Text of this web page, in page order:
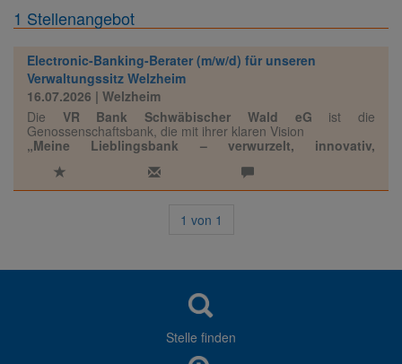
1 Stellenangebot
Electronic-Banking-Berater (m/w/d) für unseren
Verwaltungssitz Welzheim
16.07.2026 | Welzheim
Die VR Bank Schwäbischer Wald eG ist die
Genossenschaftsbank, die mit ihrer klaren Vision
„Meine Lieblingsbank – verwurzelt, innovativ,
Dabei verbinden wir moderne Ideen und individuelle
Lösungen mit einer starken regionalen
für unseren Verwaltungssitz Welzheim inVollzeit.
1 von 1
Stelle finden